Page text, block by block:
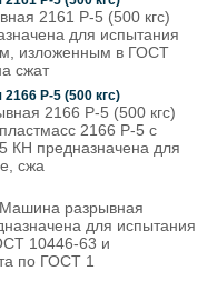
2161 Р-5 (500 кгс)
для испытания
изложенным в ГОСТ
сжат
Р-5 (500 кгс)
2166 Р-5 (500 кгс)
2166 Р-5 с
КН предназначена для
сжа
разрывная
для испытания
10446-63 и
по ГОСТ 1